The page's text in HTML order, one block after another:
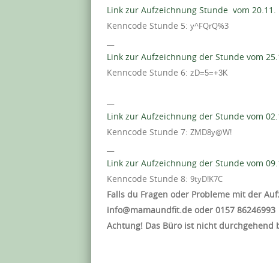
Link zur Aufzeichnung Stunde vom 20.11.
Kenncode Stunde 5: y^FQrQ%3
Link zur Aufzeichnung der Stunde vom
Kenncode Stunde 6: zD=5=+3K
Link zur Aufzeichnung der Stunde vom
Kenncode Stunde 7: ZMD8y@W!
Link zur Aufzeichnung der Stunde vom
Kenncode Stunde 8: 9tyD!K7C
Falls du Fragen oder Probleme mit der
info@mamaundfit.de oder ‭0157 86246993‬
Achtung! Das Büro ist nicht durchgehend